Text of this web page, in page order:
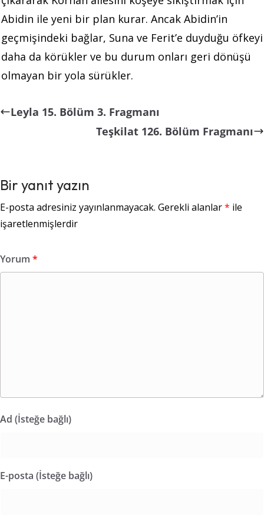
Abidin ile yeni bir plan kurar. Ancak Abidin’in
geçmişindeki bağlar, Suna ve Ferit’e duyduğu öfkeyi
daha da körükler ve bu durum onları geri dönüşü
olmayan bir yola sürükler.
Leyla 15. Bölüm 3. Fragmanı
Teşkilat 126. Bölüm Fragmanı
Bir yanıt yazın
E-posta adresiniz yayınlanmayacak. Gerekli alanlar* ile
işaretlenmişlerdir
Yorum *
Ad (İsteğe bağlı)
E-posta (İsteğe bağlı)